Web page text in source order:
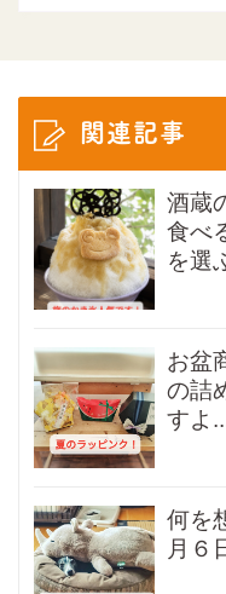
関連記事
酒蔵
食べ
を選
お盆
の詰
すよ
何を
月６